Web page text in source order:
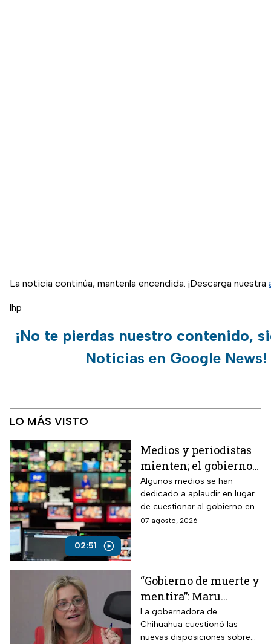
La noticia continúa, mantenla encendida. ¡Descarga nuestra
lhp
¡No te pierdas nuestro contenido,
Noticias en Google News!
LO MÁS VISTO
02:51
Medios y periodistas
mienten; el gobierno
controla la narrativa a
través de paleros
Algunos medios se han
dedicado a aplaudir en lugar
de cuestionar al gobierno en
medio de los nuevos
07 agosto, 2026
“Gobierno de muerte y
mentira”: Maru
Campos arremete
contra Morena por
La gobernadora de
Chihuahua cuestionó las
nuevas disposiciones sobre